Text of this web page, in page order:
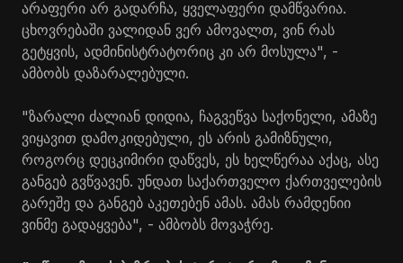
არაფერი არ გადარჩა, ყველაფერი დამწვარია.
ცხოვრებაში ვალიდან ვერ ამოვალთ, ვინ რას
გეტყვის, ადმინისტრატორიც კი არ მოსულა", -
ამბობს დაზარალებული.
"ზარალი ძალიან დიდია, ჩაგვეწვა საქონელი, ამაზე
ვიყავით დამოკიდებული, ეს არის გამიზნული,
როგორც დეცკიმირი დაწვეს, ეს ხელწერაა აქაც, ასე
განგებ გვწვავენ. უნდათ საქართველო ქართველების
გარეშე და განგებ აკეთებენ ამას. ამას რამდენიი
ვინმე გადაყვება", - ამბობს მოვაჭრე.